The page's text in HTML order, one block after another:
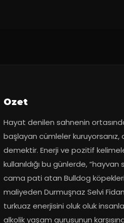
Ozet
Hayat denilen sahnenin
başlayan cümleler kuruyorsanız,
demektir. Enerji ve pozitif
kullanıldığı bu günlerde,
cama pati atan Bulldog köpekleri
maliyeden Durmuşnaz Selvi
turkuaz enerjisini oluk oluk
alkolik yaşam gurusunun